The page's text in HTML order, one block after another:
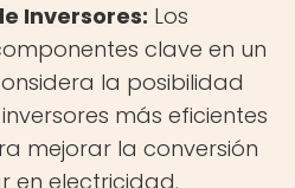
Inversores: Los
clave en un
la posibilidad
más eficientes
mejorar la conversión
en electricidad.